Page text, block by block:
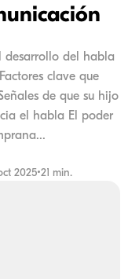
desarrollo del habla
clave que
de que su hijo
el habla El poder
2025•21 min.